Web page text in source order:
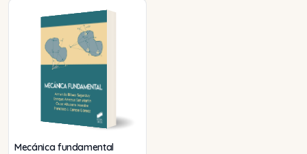
Mecánica fundamental